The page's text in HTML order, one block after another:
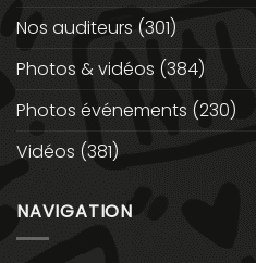
Nos auditeurs (301)
Photos & vidéos (384)
Photos événements (230)
Vidéos (381)
NAVIGATION